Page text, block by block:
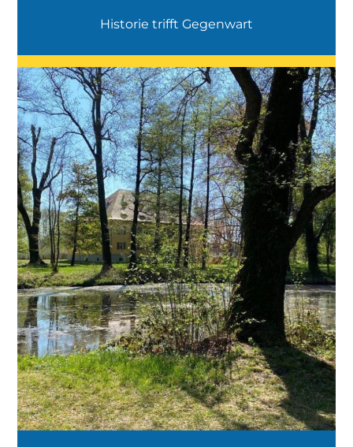
Historie trifft Gegenwart
Kleinstadtflair mit regionaler
Verwurzelung, Nähe zur Natur und
pragmatischem, schnellem Alltag.